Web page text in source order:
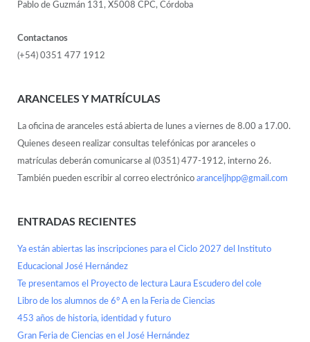
Pablo de Guzmán 131, X5008 CPC, Córdoba
Contactanos
(+54) 0351 477 1912
ARANCELES Y MATRÍCULAS
La oficina de aranceles está abierta de lunes a viernes de 8.00 a 17.00.
Quienes deseen realizar consultas telefónicas por aranceles o
matrículas deberán comunicarse al (0351) 477-1912, interno 26.
También pueden escribir al correo electrónico aranceljhpp@gmail.com
ENTRADAS RECIENTES
Ya están abiertas las inscripciones para el Ciclo 2027 del Instituto
Educacional José Hernández
Te presentamos el Proyecto de lectura Laura Escudero del cole
Libro de los alumnos de 6° A en la Feria de Ciencias
453 años de historia, identidad y futuro
Gran Feria de Ciencias en el José Hernández